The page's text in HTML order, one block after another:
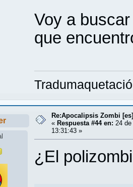
Voy a
que
Re:Apocalipsis Zombi [es]
« Respuesta #44 en: 24
13:31:43 »
¿El